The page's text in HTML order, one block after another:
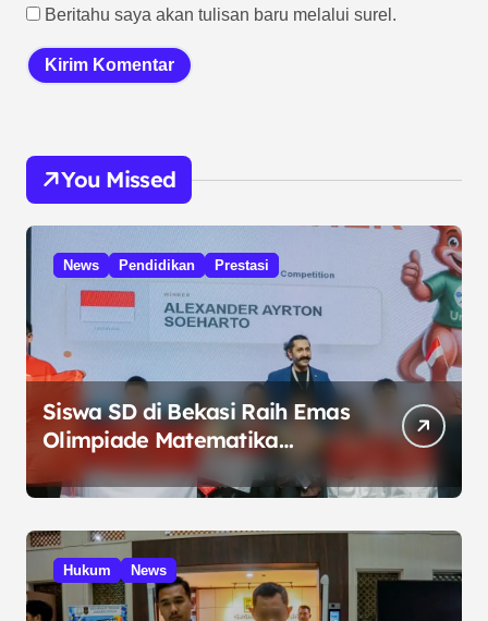
Beritahu saya akan tulisan baru melalui surel.
You Missed
News Pendidikan Prestasi
Siswa SD di Bekasi Raih Emas
Olimpiade Matematika
Internasional di Malaysia
Hukum News